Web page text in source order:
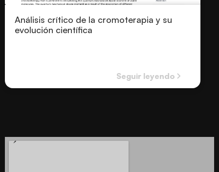
Análisis crítico de la cromoterapia y su
evolución científica
Seguir leyendo